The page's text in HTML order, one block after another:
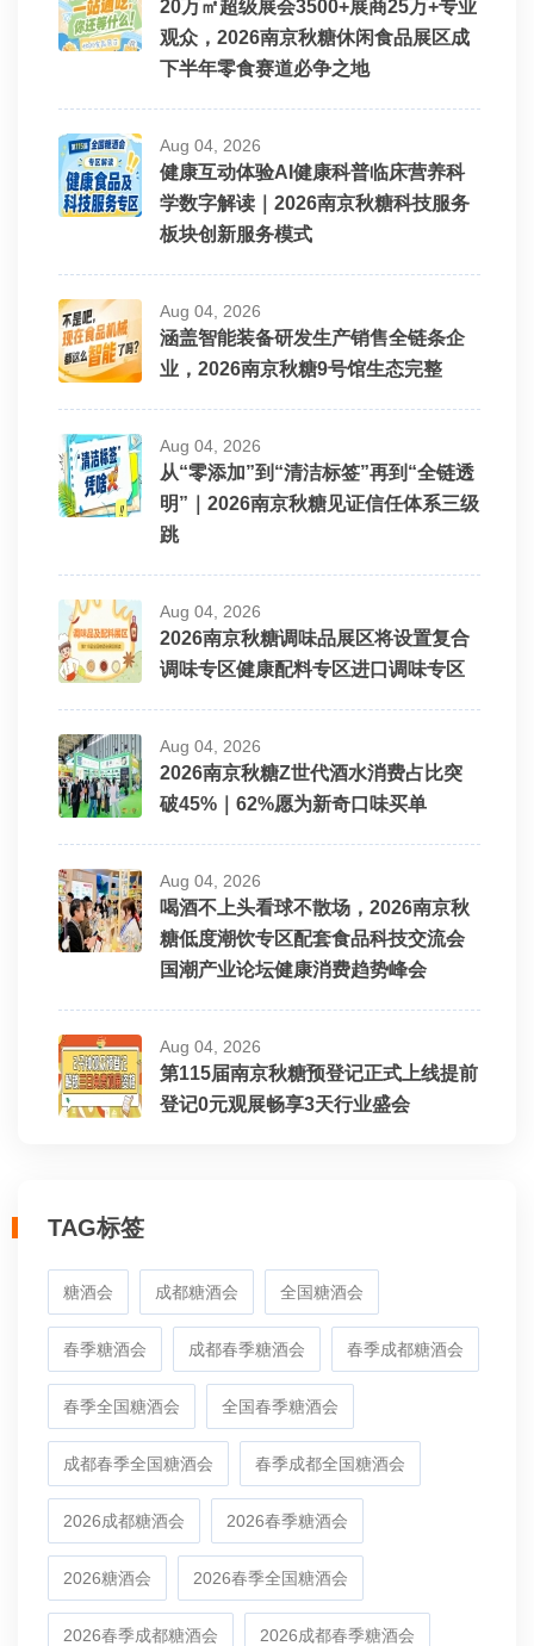
20万㎡超级展会3500+展商25万+专业
观众，2026南京秋糖休闲食品展区成
下半年零食赛道必争之地
Aug 04, 2026
健康互动体验AI健康科普临床营养科
学数字解读｜2026南京秋糖科技服务
板块创新服务模式
Aug 04, 2026
涵盖智能装备研发生产销售全链条企
业，2026南京秋糖9号馆生态完整
Aug 04, 2026
从“零添加”到“清洁标签”再到“全链透
明”｜2026南京秋糖见证信任体系三级
跳
Aug 04, 2026
2026南京秋糖调味品展区将设置复合
调味专区健康配料专区进口调味专区
Aug 04, 2026
2026南京秋糖Z世代酒水消费占比突
破45%｜62%愿为新奇口味买单
Aug 04, 2026
喝酒不上头看球不散场，2026南京秋
糖低度潮饮专区配套食品科技交流会
国潮产业论坛健康消费趋势峰会
Aug 04, 2026
第115届南京秋糖预登记正式上线提前
登记0元观展畅享3天行业盛会
TAG标签
糖酒会 成都糖酒会 全国糖酒会
春季糖酒会 成都春季糖酒会 春季成都糖酒会
春季全国糖酒会 全国春季糖酒会
成都春季全国糖酒会 春季成都全国糖酒会
2026成都糖酒会 2026春季糖酒会
2026糖酒会 2026春季全国糖酒会
2026春季成都糖酒会 2026成都春季糖酒会